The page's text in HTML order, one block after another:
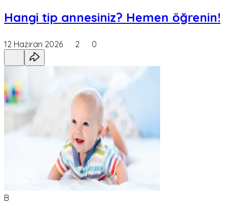
Hangi tip annesiniz? Hemen öğrenin!
12 Haziran 2026 2 0
B